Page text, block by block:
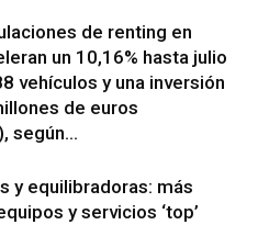
de renting en
un 10,16% hasta julio
vehículos y una inversión
de euros
según...
y equilibradoras: más
y servicios ‘top’